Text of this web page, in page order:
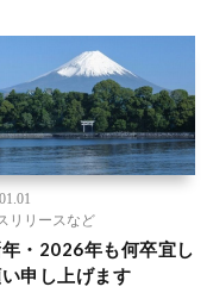
リリースなど
・2026年も何卒宜し
い申し上げます